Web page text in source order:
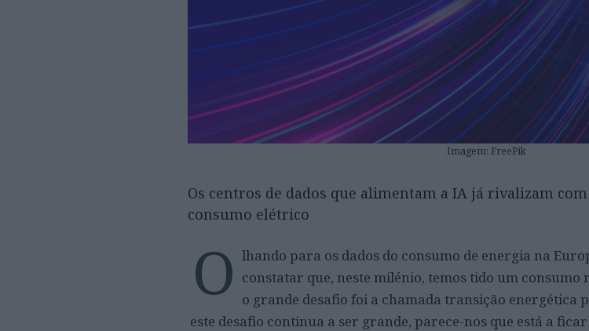
Imagem: FreePik
Os centros de dados que alimentam a IA já rivalizam
consumo elétrico
O lhando para os dados do consumo de energia na
constatar que, neste milénio, temos tido um consumo
o grande desafio foi a chamada transição energética
este desafio continua a ser grande, parece-nos que está a